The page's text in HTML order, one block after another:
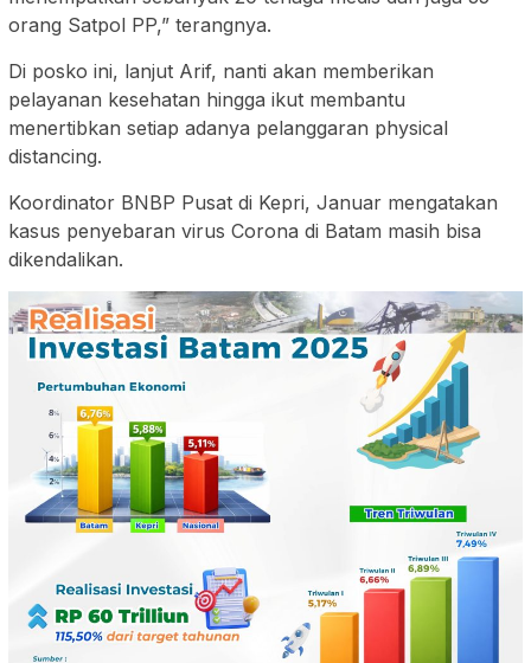
orang Satpol PP,” terangnya.
Di posko ini, lanjut Arif, nanti akan memberikan
pelayanan kesehatan hingga ikut membantu
menertibkan setiap adanya pelanggaran physical
distancing.
Koordinator BNBP Pusat di Kepri, Januar mengatakan
kasus penyebaran virus Corona di Batam masih bisa
dikendalikan.